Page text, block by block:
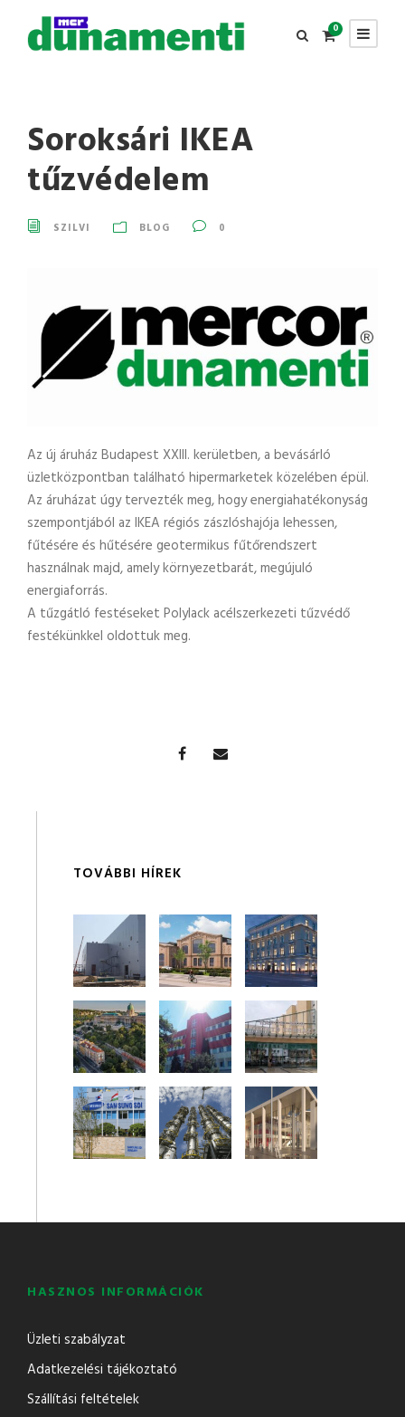
0
Soroksári IKEA
tűzvédelem
SZILVI BLOG 0
Az új áruház Budapest XXIII. kerületben, a bevásárló
üzletközpontban található hipermarketek közelében épül.
Az áruházat úgy tervezték meg, hogy energiahatékonyság
szempontjából az IKEA régiós zászlóshajója lehessen,
fűtésére és hűtésére geotermikus fűtőrendszert
használnak majd, amely környezetbarát, megújuló
energiaforrás.
A tűzgátló festéseket Polylack acélszerkezeti tűzvédő
festékünkkel oldottuk meg.
TOVÁBBI HÍREK
HASZNOS INFORMÁCIÓK
Üzleti szabályzat
Adatkezelési tájékoztató
Szállítási feltételek